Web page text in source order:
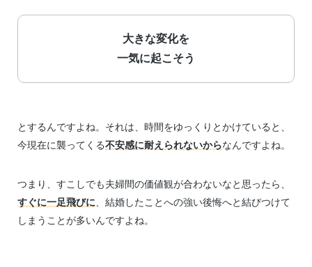
大きな変化を
一気に起こそう
とするんですよね。それは、時間をゆっくりとかけていると、
今現在に襲ってくる不安感に耐えられないからなんですよね。
つまり、すこしでも夫婦間の価値観が合わないなと思ったら、
すぐに一足飛びに、結婚したことへの強い後悔へと結びつけて
しまうことが多いんですよね。